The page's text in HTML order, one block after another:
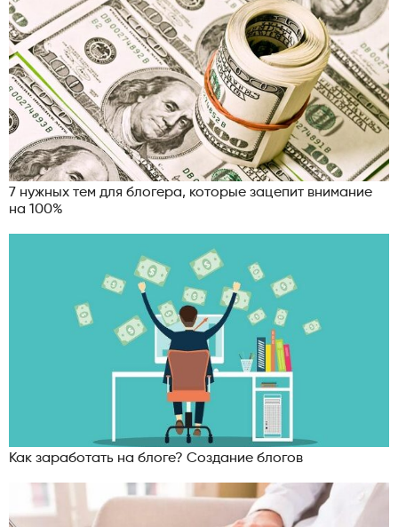
7 нужных тем для блогера, которые зацепит внимание
на 100%
Как заработать на блоге? Создание блогов